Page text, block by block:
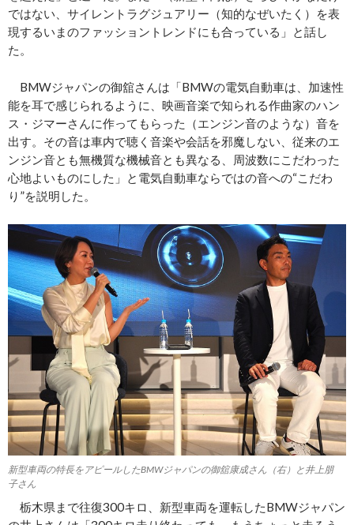
ではない、サイレントラグジュアリー（知的なぜいたく）を表
現するいまのファッショントレンドにも合っている」と話し
た。
BMWジャパンの御舘さんは「BMWの電気自動車は、加速性
能を耳で感じられるように、映画音楽で知られる作曲家のハン
ス・ジマーさんに作ってもらった（エンジン音のような）音を
出す。その音は車内で聴く音楽や会話を邪魔しない、従来のエ
ンジン音とも無機質な機械音とも異なる、周波数にこだわった
心地よいものにした」と電気自動車ならではの音への“こだわ
り”を説明した。
新型車両の特長をアピールしたBMWジャパンの御舘康成さん（右）と井上朋
子さん
栃木県まで往復300キロ、新型車両を運転したBMWジャパン